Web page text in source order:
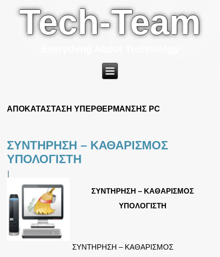
Tech-Team
ΑΠΟΚΑΤΑΣΤΑΣΗ ΥΠΕΡΘΕΡΜΑΝΣΗΣ PC
ΣΥΝΤΗΡΗΣΗ – ΚΑΘΑΡΙΣΜΟΣ
ΥΠΟΛΟΓΙΣΤΗ
|
ΣΥΝΤΗΡΗΣΗ – ΚΑΘΑΡΙΣΜΟΣ
ΥΠΟΛΟΓΙΣΤΗ
ΣΥΝΤΗΡΗΣΗ – ΚΑΘΑΡΙΣΜΟΣ